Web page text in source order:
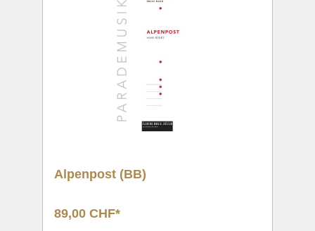
Alpenpost (BB)
89,00 CHF*